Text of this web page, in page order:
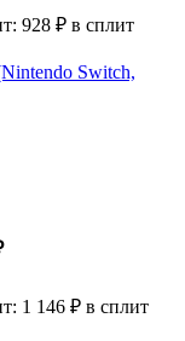
928 ₽ в сплит
Switch,
1 146 ₽ в сплит